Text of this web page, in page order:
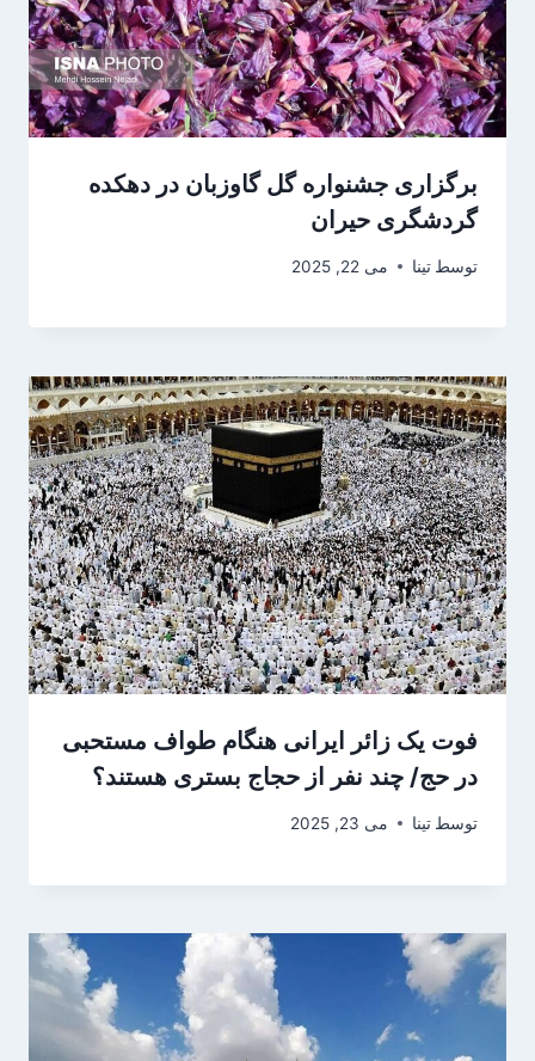
برگزاری جشنواره گل گاوزبان در دهکده
گردشگری حیران
توسط تینا می 22, 2025
فوت یک زائر ایرانی هنگام طواف مستحبی
در حج/ چند نفر از حجاج بستری هستند؟
توسط تینا می 23, 2025